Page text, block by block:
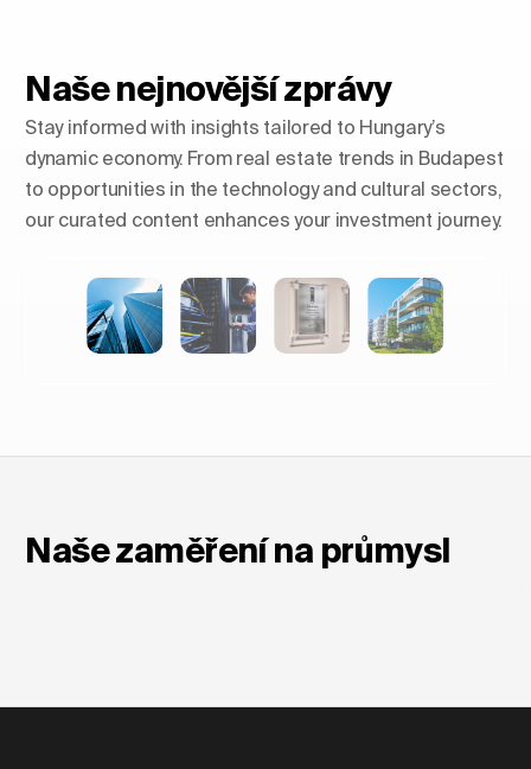
Naše nejnovější zprávy
Stay informed with insights tailored to Hungary’s
dynamic economy. From real estate trends in Budapest
to opportunities in the technology and cultural sectors,
our curated content enhances your investment journey.
Tvarování obzorů: Vzestup
Evropě.
Naše zaměření na průmysl